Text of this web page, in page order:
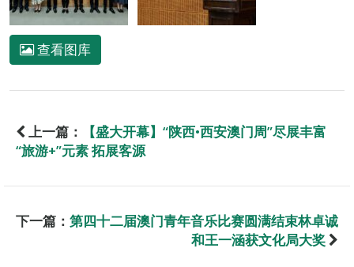
查看图库
上一篇：
【盛大开幕】“陕西•西安澳门周”尽展丰富
“旅游+”元素 拓展客源
下一篇： 第四十二届澳门青年音乐比赛圆满结束林卓诚
和王一涵获文化局大奖